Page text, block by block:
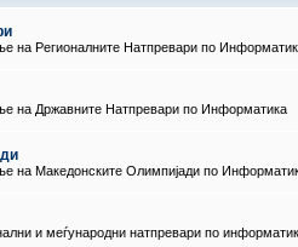
на Регионалните Натпревари по
на Државните Натпревари по Информатика
на Македонските Олимпијади по
и меѓународни натпревари по